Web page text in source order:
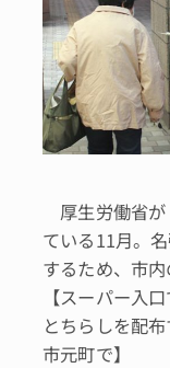
厚生労働省が
ている11月。
するため、市内
【スーパー入
とちらしを配
市元町で】